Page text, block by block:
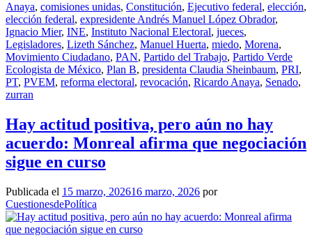
Anaya, comisiones unidas, Constitución, Ejecutivo federal, elección,
elección federal, expresidente Andrés Manuel López Obrador,
Ignacio Mier, INE, Instituto Nacional Electoral, jueces,
Legisladores, Lizeth Sánchez, Manuel Huerta, miedo, Morena,
Movimiento Ciudadano, PAN, Partido del Trabajo, Partido Verde
Ecologista de México, Plan B, presidenta Claudia Sheinbaum, PRI,
PT, PVEM, reforma electoral, revocación, Ricardo Anaya, Senado,
zurran
Hay actitud positiva, pero aún no hay
acuerdo: Monreal afirma que negociación
sigue en curso
Publicada el 15 marzo, 202616 marzo, 2026 por
CuestionesdePolítica